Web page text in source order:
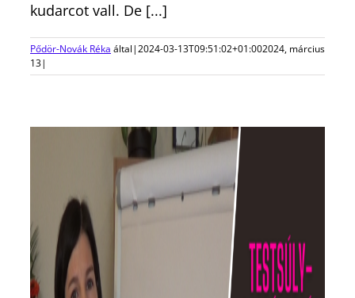
kudarcot vall. De [...]
Pődör-Novák Réka által|2024-03-13T09:51:02+01:002024, március
13|